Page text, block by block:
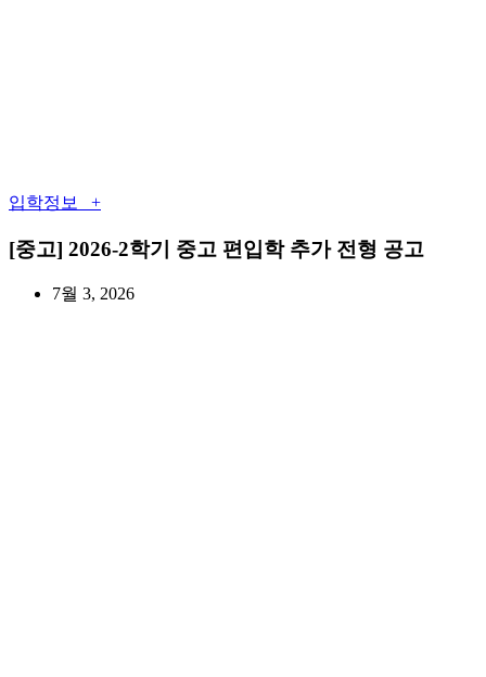
입학정보 +
[중고] 2026-2학기 중고 편입학 추가 전형 공고
7월 3, 2026